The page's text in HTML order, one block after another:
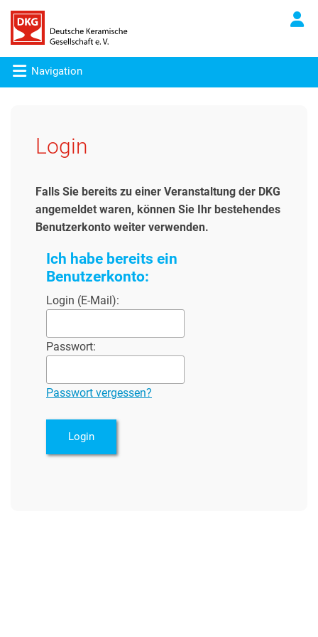
Navigation
Login
Falls Sie bereits zu einer Veranstaltung der DKG
angemeldet waren, können Sie Ihr bestehendes
Benutzerkonto weiter verwenden.
Ich habe bereits ein
Benutzerkonto:
Login (E-Mail):
Passwort:
Passwort vergessen?
Login